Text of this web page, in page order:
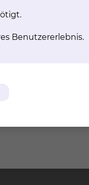
Benutzererlebnis.